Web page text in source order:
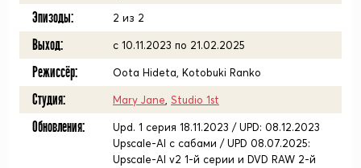
Эпизоды: 2 из 2
Выход: с 10.11.2023 по 21.02.2025
Режиссёр: Oota Hideta, Kotobuki Ranko
Студия: Mary Jane Studio 1st
Обновления:
Upd. 1 серия 18.11.2023 / UPD: 08.12.2023
Upscale-AI с сабами / UPD 08.07.2025:
Upscale-AI v2 1-й серии и DVD RAW 2-й